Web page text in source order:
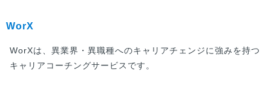
WorX
WorXは、異業界・異職種へのキャリアチェンジに強みを持つ
キャリアコーチングサービスです。